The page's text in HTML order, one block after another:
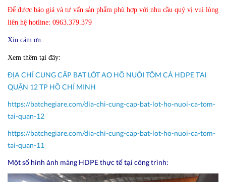
Để được báo giá và tư vấn sản phẩm phù hợp với nhu cầu quý vị vui lòng
liên hệ hotline: 0963.379.379
Xin cảm ơn.
Xem thêm tại đây:
ĐỊA CHỈ CUNG CẤP BẠT LÓT AO HỒ NUÔI TÔM CÁ HDPE TẠI
QUẬN 12 TP HỒ CHÍ MINH
https://batchegiare.com/dia-chi-cung-cap-bat-lot-ho-nuoi-ca-tom-
tai-quan-12
https://batchegiare.com/dia-chi-cung-cap-bat-lot-ho-nuoi-ca-tom-
tai-quan-11
Một số hình ảnh màng HDPE thực tế tại công trình: